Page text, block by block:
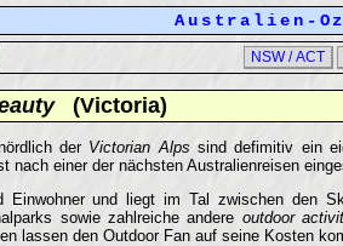
Australien-
NSW / ACT
(Victoria)
der Victorian Alpssind defimitiv ein
nach einer der nächsten Australienreisen
Einwohner und liegt im Tal zwischen den
sowie zahlreiche andere outdoor
lassen den Outdoor Fan auf seine Kosten